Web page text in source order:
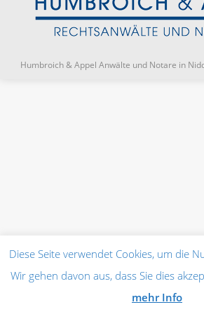
Humbroich & Appel Anwälte und Notare in
Diese Seite verwendet Cookies, um die
Wir gehen davon aus, dass Sie dies
mehr Info